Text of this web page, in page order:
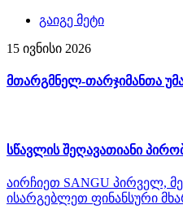
გაიგე მეტი
15 ივნისი 2026
მთარგმნელ-თარჯიმანთა
სწავლის შეღავათიანი
აირჩიეთ SANGU პირველ,
ისარგებლეთ ფინანსური